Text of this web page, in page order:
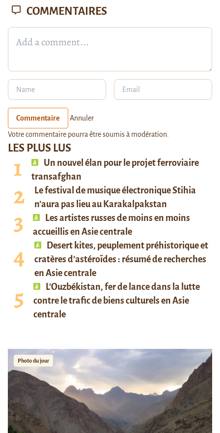
LES PLUS LUS
Un nouvel élan pour le projet ferroviaire
transafghan
Le festival de musique électronique Stihia
n’aura pas lieu au Karakalpakstan
Les artistes russes de moins en moins
accueillis en Asie centrale
Desert kites, peuplement préhistorique et
cratères d’astéroïdes : résumé de recherches
en Asie centrale
L’Ouzbékistan, fer de lance dans la lutte
contre le trafic de biens culturels en Asie
centrale
Photo du jour
COMMENTAIRES
Commentaire Annuler
Votre commentaire pourra être soumis à modération.